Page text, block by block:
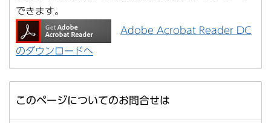
できます。
Adobe Acrobat Reader DC
のダウンロードへ
このページについてのお問合せは